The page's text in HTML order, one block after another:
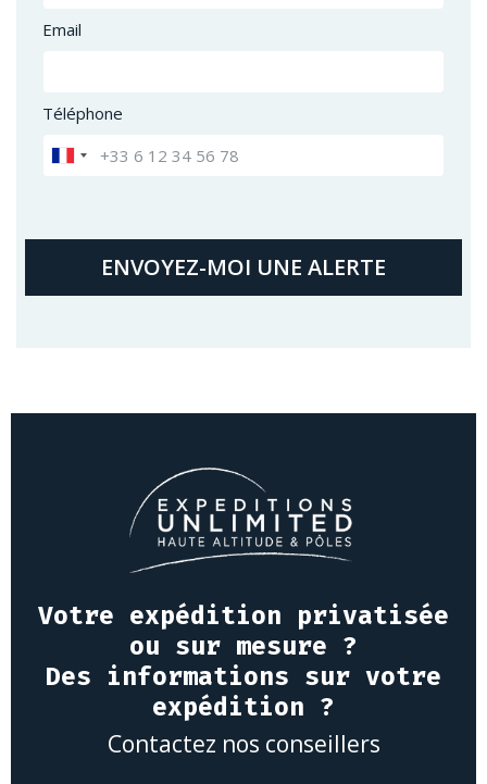
Email
Téléphone
ENVOYEZ-MOI UNE ALERTE
Votre expédition privatisée
ou sur mesure ?
Des informations sur votre
expédition ?
Contactez nos conseillers